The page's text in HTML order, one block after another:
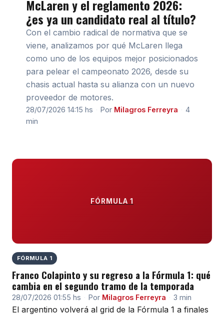
McLaren y el reglamento 2026:
¿es ya un candidato real al título?
Con el cambio radical de normativa que se
viene, analizamos por qué McLaren llega
como uno de los equipos mejor posicionados
para pelear el campeonato 2026, desde su
chasis actual hasta su alianza con un nuevo
proveedor de motores.
28/07/2026 14:15 hs · Por Milagros Ferreyra · 4
min
FÓRMULA 1
FÓRMULA 1
Franco Colapinto y su regreso a la Fórmula 1: qué
cambia en el segundo tramo de la temporada
28/07/2026 01:55 hs · Por Milagros Ferreyra · 3 min
El argentino volverá al grid de la Fórmula 1 a finales